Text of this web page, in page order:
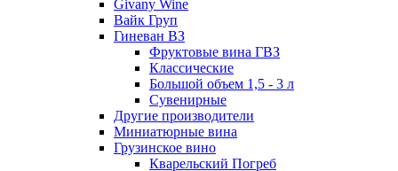
Givany Wine
Вайк Груп
Гиневан ВЗ
Фруктовые вина ГВЗ
Классические
Большой объем 1,5 - 3 л
Сувенирные
Другие производители
Миниатюрные вина
Грузинское вино
Кварельский Погреб